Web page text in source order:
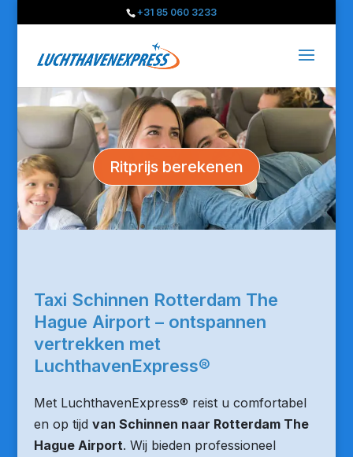
+31 85 060 3233
Ritprijs berekenen
Taxi Schinnen Rotterdam The
Hague Airport – ontspannen
vertrekken met
LuchthavenExpress®
Met LuchthavenExpress® reist u comfortabel
en op tijd van Schinnen naar Rotterdam The
Hague Airport. Wij bieden professioneel